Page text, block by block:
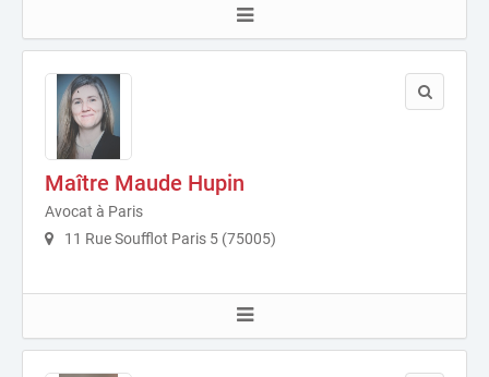
Maître Maude Hupin
Avocat à Paris
11 Rue Soufflot Paris 5 (75005)